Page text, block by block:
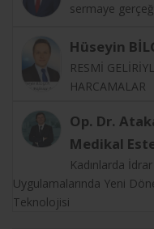
sermaye
Hüseyin
RESMİ
HARCAMALAR
Op. Dr.
Medikal
Kadınlarda
Uygulamalarında Yeni
Teknolojisi